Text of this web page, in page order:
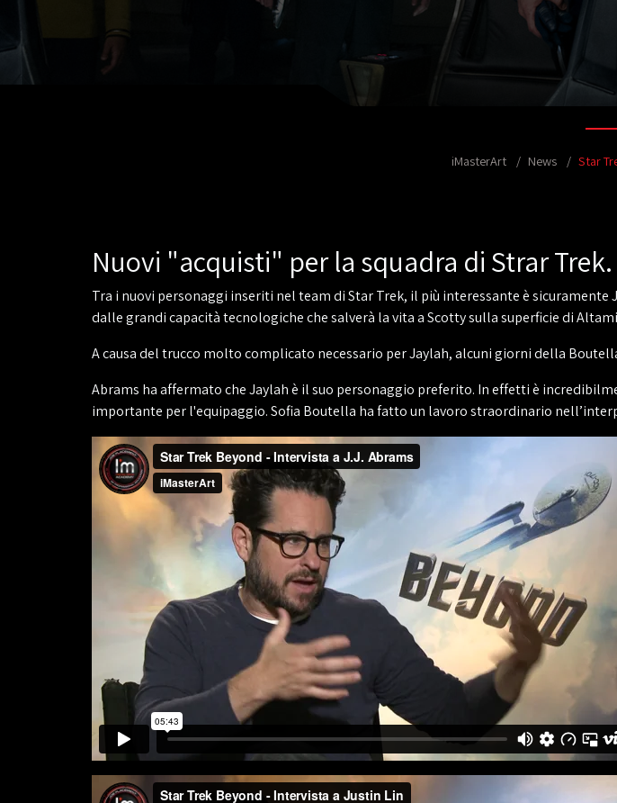
iMasterArt News Star
Nuovi "acquisti" per la squadra di Strar Trek.
Tra i nuovi personaggi inseriti nel team di Star Trek, il più interessante è
dalle grandi capacità tecnologiche che salverà la vita a Scotty sulla superficie di
A causa del trucco molto complicato necessario per Jaylah, alcuni giorni della
Abrams ha affermato che Jaylah è il suo personaggio preferito. In effetti è
importante per l'equipaggio. Sofia Boutella ha fatto un lavoro straordinario